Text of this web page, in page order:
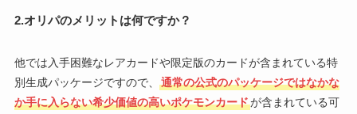
2.オリパのメリットは何ですか？
他では入手困難なレアカードや限定版のカードが含まれている特
別生成パッケージですので、
通常の公式のパッケージではなかな
か手に入らない希少価値の高いポケモンカードが含まれている可